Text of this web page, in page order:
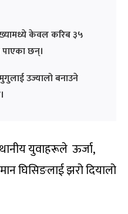
केवल करिब ३५
छन्।
उज्यालो बनाउने
युवाहरूले ऊर्जा,
घिसिङलाई झरो दियालो